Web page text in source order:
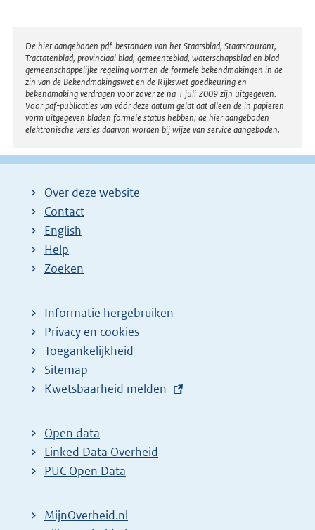
Disclaimer
De hier aangeboden pdf-bestanden van het Staatsblad, Staatscourant,
Tractatenblad, provinciaal blad, gemeenteblad, waterschapsblad en blad
gemeenschappelijke regeling vormen de formele bekendmakingen in de
zin van de Bekendmakingswet en de Rijkswet goedkeuring en
bekendmaking verdragen voor zover ze na 1 juli 2009 zijn uitgegeven.
Voor pdf-publicaties van vóór deze datum geldt dat alleen de in papieren
vorm uitgegeven bladen formele status hebben; de hier aangeboden
elektronische versies daarvan worden bij wijze van service aangeboden.
Over deze website
Contact
English
Help
Zoeken
Informatie hergebruiken
Privacy en cookies
Toegankelijkheid
Sitemap
E
t
e
r
l
Kwetsbaarheid melden
Open data
Linked Data Overheid
PUC Open Data
MijnOverheid.nl